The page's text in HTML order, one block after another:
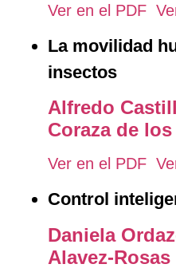
Ver en el PDF
La movilidad
insectos
Alfredo
Coraza de
Ver en el PDF
Control
Daniela
Alavez-Rosas